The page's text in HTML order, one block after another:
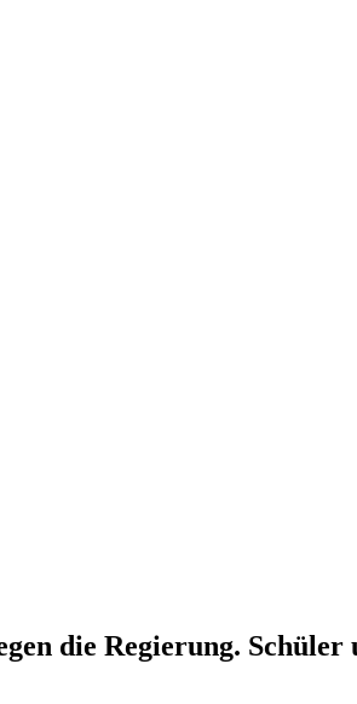
die Regierung.